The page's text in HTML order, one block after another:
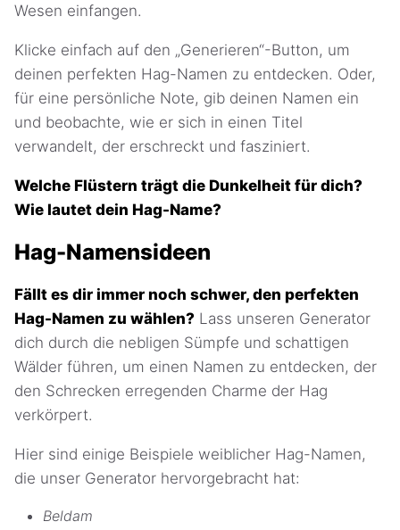
Wesen einfangen.
Klicke einfach auf den „Generieren“-Button, um
deinen perfekten Hag-Namen zu entdecken. Oder,
für eine persönliche Note, gib deinen Namen ein
und beobachte, wie er sich in einen Titel
verwandelt, der erschreckt und fasziniert.
Welche Flüstern trägt die Dunkelheit für dich?
Wie lautet dein Hag-Name?
Hag-Namensideen
Fällt es dir immer noch schwer, den perfekten
Hag-Namen zu wählen? Lass unseren Generator
dich durch die nebligen Sümpfe und schattigen
Wälder führen, um einen Namen zu entdecken, der
den Schrecken erregenden Charme der Hag
verkörpert.
Hier sind einige Beispiele weiblicher Hag-Namen,
die unser Generator hervorgebracht hat:
Beldam